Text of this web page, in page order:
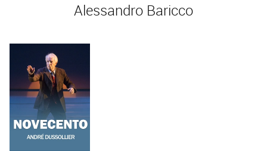
Alessandro Baricco